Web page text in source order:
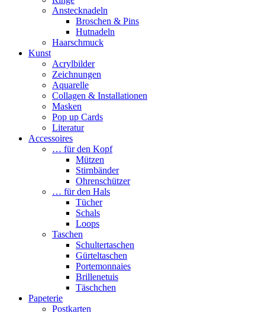
Anstecknadeln
Broschen & Pins
Hutnadeln
Haarschmuck
Kunst
Acrylbilder
Zeichnungen
Aquarelle
Collagen & Installationen
Masken
Pop up Cards
Literatur
Accessoires
… für den Kopf
Mützen
Stirnbänder
Ohrenschützer
… für den Hals
Tücher
Schals
Loops
Taschen
Schultertaschen
Gürteltaschen
Portemonnaies
Brillenetuis
Täschchen
Papeterie
Postkarten